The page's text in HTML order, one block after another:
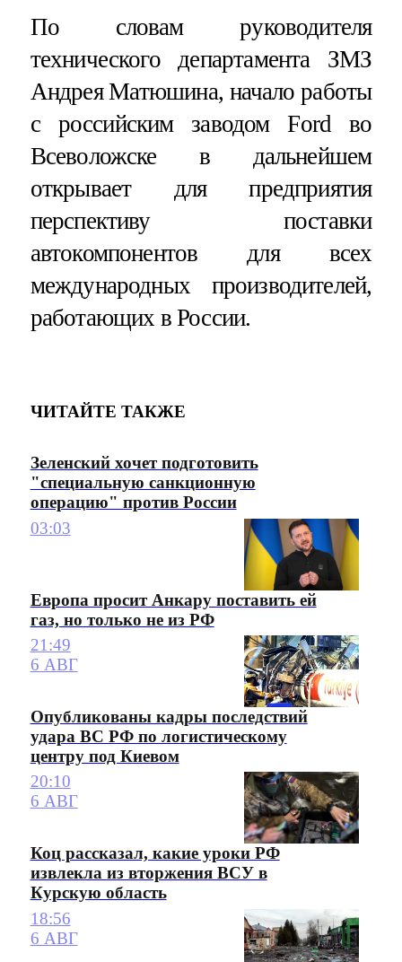
По словам руководителя
технического департамента ЗМЗ
Андрея Матюшина, начало работы
с российским заводом Ford во
Всеволожске в дальнейшем
открывает для предприятия
перспективу поставки
автокомпонентов для всех
международных производителей,
работающих в России.
ЧИТАЙТЕ ТАКЖЕ
Зеленский хочет подготовить
"специальную санкционную
операцию" против России
03:03
Европа просит Анкару поставить ей
газ, но только не из РФ
21:49
6 АВГ
Опубликованы кадры последствий
удара ВС РФ по логистическому
центру под Киевом
20:10
6 АВГ
Коц рассказал, какие уроки РФ
извлекла из вторжения ВСУ в
Курскую область
18:56
6 АВГ